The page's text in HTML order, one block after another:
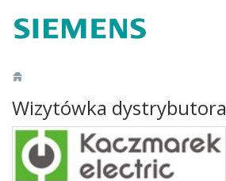
Wizytówka dystrybutora